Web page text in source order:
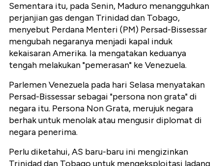
Sementara itu, pada Senin, Maduro menangguhkan
perjanjian gas dengan Trinidad dan Tobago,
menyebut Perdana Menteri (PM) Persad-Bissessar
mengubah negaranya menjadi kapal induk
kekaisaran Amerika. Ia mengatakan keduanya
tengah melakukan "pemerasan" ke Venezuela.
Parlemen Venezuela pada hari Selasa menyatakan
Persad-Bissessar sebagai "persona non grata" di
negara itu. Persona Non Grata, merujuk negara
berhak untuk menolak atau mengusir diplomat di
negara penerima.
Perlu diketahui, AS baru-baru ini mengizinkan
Trinidad dan Tobago untuk mengeksploitasi ladang